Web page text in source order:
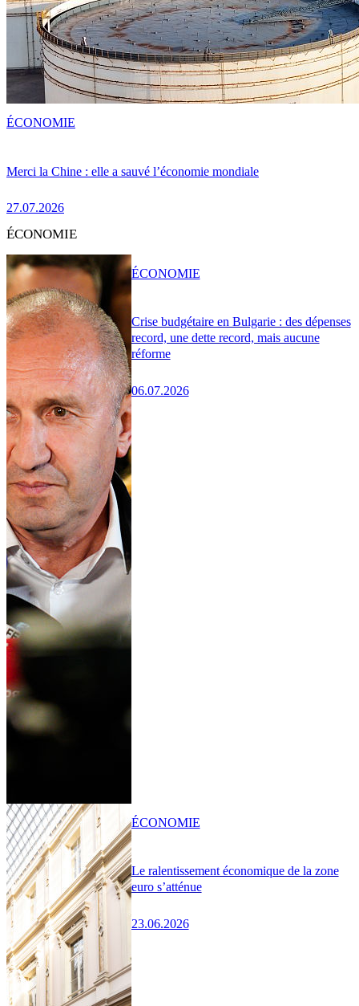
Merci la Chine : elle a sauvé l’économie mondiale
27.07.2026
ÉCONOMIE
ÉCONOMIE
Crise budgétaire en Bulgarie : des dépenses
record, une dette record, mais aucune
réforme
06.07.2026
ÉCONOMIE
Le ralentissement économique de la zone
euro s’atténue
23.06.2026
ÉCONOMIE